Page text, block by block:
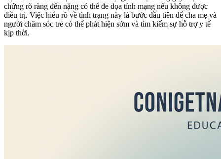
chứng rõ ràng đến nặng có thể đe dọa tính mạng nếu không được
điều trị. Việc hiểu rõ về tình trạng này là bước đầu tiên để cha mẹ và
người chăm sóc trẻ có thể phát hiện sớm và tìm kiếm sự hỗ trợ y tế
kịp thời.